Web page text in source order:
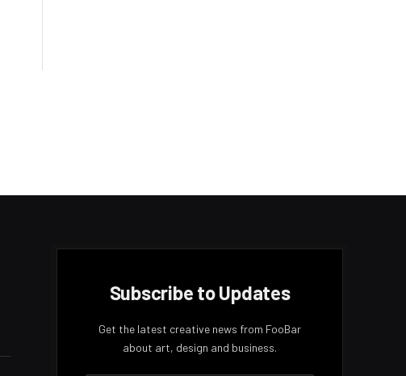
Subscribe to Updates
Get the latest creative news from FooBar
about art, design and business.